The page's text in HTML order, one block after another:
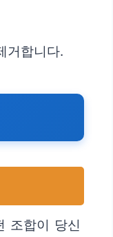
거합니다.
조합이 당신